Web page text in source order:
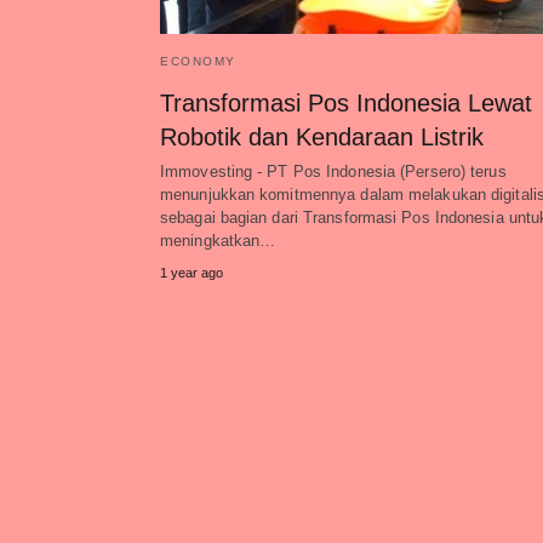
ECONOMY
Transformasi Pos Indonesia Lewat
Robotik dan Kendaraan Listrik
Immovesting - PT Pos Indonesia (Persero) terus
menunjukkan komitmennya dalam melakukan
sebagai bagian dari Transformasi Pos Indonesia
meningkatkan…
1 year ago